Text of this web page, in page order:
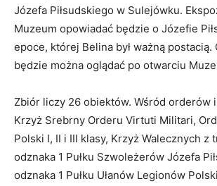
Józefa Piłsudskiego w Sulejówku.
Muzeum opowiadać będzie o Józefie
epoce, której Belina był ważną postacią.
będzie można oglądać po otwarciu
Zbiór liczy 26 obiektów. Wśród orderów
Krzyż Srebrny Orderu Virtuti Militari,
Polski I, II i III klasy, Krzyż Walecznych z
odznaka 1 Pułku Szwoleżerów Józefa
odznaka 1 Pułku Ułanów Legionów